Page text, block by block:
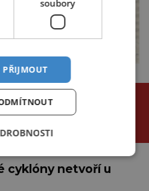
ČLÁNKY
3 dny týden
cyklóny netvoří u
soubory
PŘIJMOUT